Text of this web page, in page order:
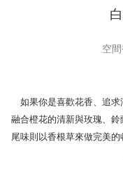
空
如果你是喜歡花香、追求
融合橙花的清新與玫瑰、鈴
尾味則以香根草來做完美